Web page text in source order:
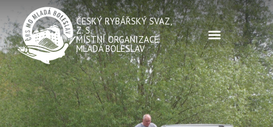
ČESKÝ RYBÁŘSKÝ SVAZ,
Z. S.
MÍSTNÍ ORGANIZACE
MLADÁ BOLESLAV